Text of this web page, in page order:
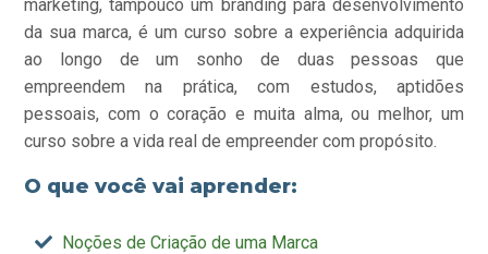
marketing, tampouco um branding para desenvolvimento
da sua marca, é um curso sobre a experiência adquirida
ao longo de um sonho de duas pessoas que
empreendem na prática, com estudos, aptidões
pessoais, com o coração e muita alma, ou melhor, um
curso sobre a vida real de empreender com propósito.
O que você vai aprender:
Noções de Criação de uma Marca